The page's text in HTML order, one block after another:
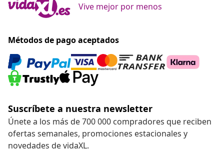
Vive mejor por menos
Métodos de pago aceptados
Suscríbete a nuestra newsletter
Únete a los más de 700 000 compradores que reciben
ofertas semanales, promociones estacionales y
novedades de vidaXL.